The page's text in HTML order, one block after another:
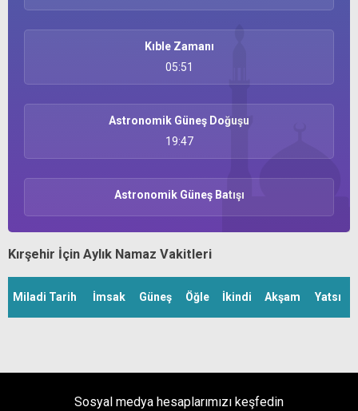
Kırşehir İçin Aylık Namaz Vakitleri
Miladi Tarih İmsak Güneş Öğle İkindi Akşam Yatsı
Kıble Zamanı
05:51
Astronomik Güneş Doğuşu
19:47
Astronomik Güneş Batışı
Sosyal medya hesaplarımızı keşfedin